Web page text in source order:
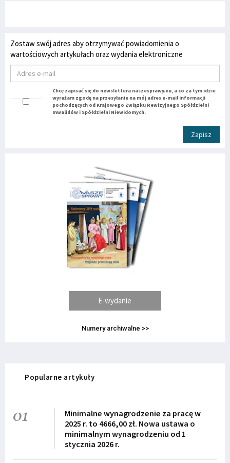
Zostaw swój adres aby otrzymywać powiadomienia o
wartościowych artykułach oraz wydania elektroniczne
Chcę zapisać się do newslettera naszesprawy.eu, a co za tym idzie
wyrażam zgodę na przesyłanie na mój adres e-mail informacji
pochodzących od Krajowego Związku Rewizyjnego Spółdzielni
Inwalidów i Spółdzielni Niewidomych.
Zapisz
E-wydanie
Numery archiwalne >>
Popularne artykuły
01
Minimalne wynagrodzenie za pracę w
2025 r. to 4666,00 zł. Nowa ustawa o
minimalnym wynagrodzeniu od 1
stycznia 2026 r.